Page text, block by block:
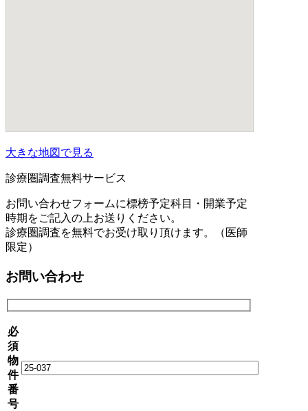
大きな地図で見る
診療圏調査無料サービス
お問い合わせフォームに標榜予定科目・開業予定
時期をご記入の上お送りください。
診療圏調査を無料でお受け取り頂けます。（医師
限定）
お問い合わせ
必
須
物
件
番
号